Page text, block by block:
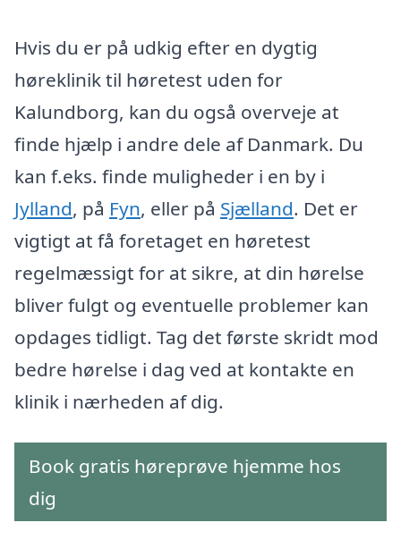
Hvis du er på udkig efter en dygtig
høreklinik til høretest uden for
Kalundborg, kan du også overveje at
finde hjælp i andre dele af Danmark. Du
kan f.eks. finde muligheder i en by i
Jylland, på Fyn, eller på Sjælland. Det er
vigtigt at få foretaget en høretest
regelmæssigt for at sikre, at din hørelse
bliver fulgt og eventuelle problemer kan
opdages tidligt. Tag det første skridt mod
bedre hørelse i dag ved at kontakte en
klinik i nærheden af dig.
Book gratis høreprøve hjemme hos
dig